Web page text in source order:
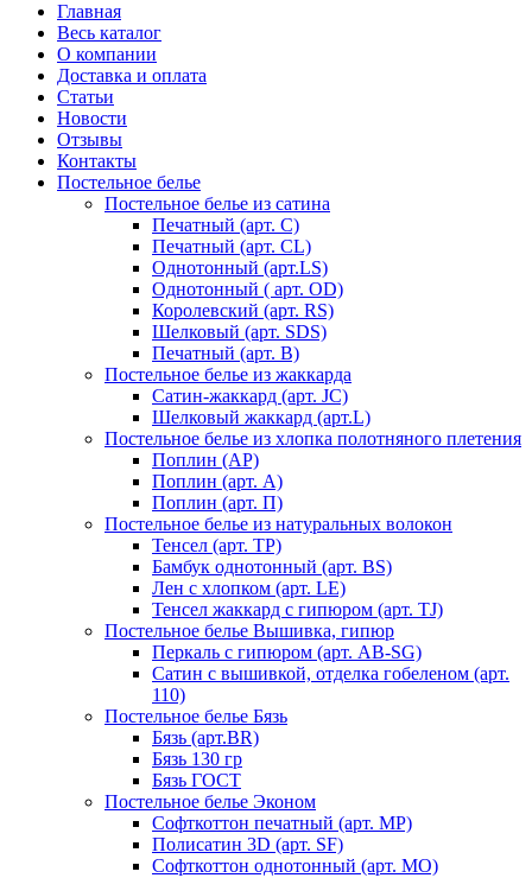
Главная
Весь каталог
О компании
Доставка и оплата
Статьи
Новости
Отзывы
Контакты
Постельное белье
Постельное белье из сатина
Печатный (арт. С)
Печатный (арт. СL)
Однотонный (арт.LS)
Однотонный ( арт. OD)
Королевский (арт. RS)
Шелковый (арт. SDS)
Печатный (арт. В)
Постельное белье из жаккарда
Сатин-жаккард (арт. JC)
Шелковый жаккард (арт.L)
Постельное белье из хлопка полотняного плетения
Поплин (AP)
Поплин (арт. А)
Поплин (арт. П)
Постельное белье из натуральных волокон
Тенсел (арт. ТР)
Бамбук однотонный (арт. BS)
Лен с хлопком (арт. LE)
Тенсел жаккард с гипюром (арт. TJ)
Постельное белье Вышивка, гипюр
Перкаль с гипюром (арт. AB-SG)
Сатин с вышивкой, отделка гобеленом (арт.
110)
Постельное белье Бязь
Бязь (арт.BR)
Бязь 130 гр
Бязь ГОСТ
Постельное белье Эконом
Софткоттон печатный (арт. MР)
Полисатин 3D (арт. SF)
Софткоттон однотонный (арт. MO)